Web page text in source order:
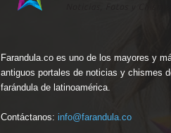
Farandula.co es uno de los mayores y
antiguos portales de noticias y chismes
farándula de latinoamérica.
Contáctanos: info@farandula.co